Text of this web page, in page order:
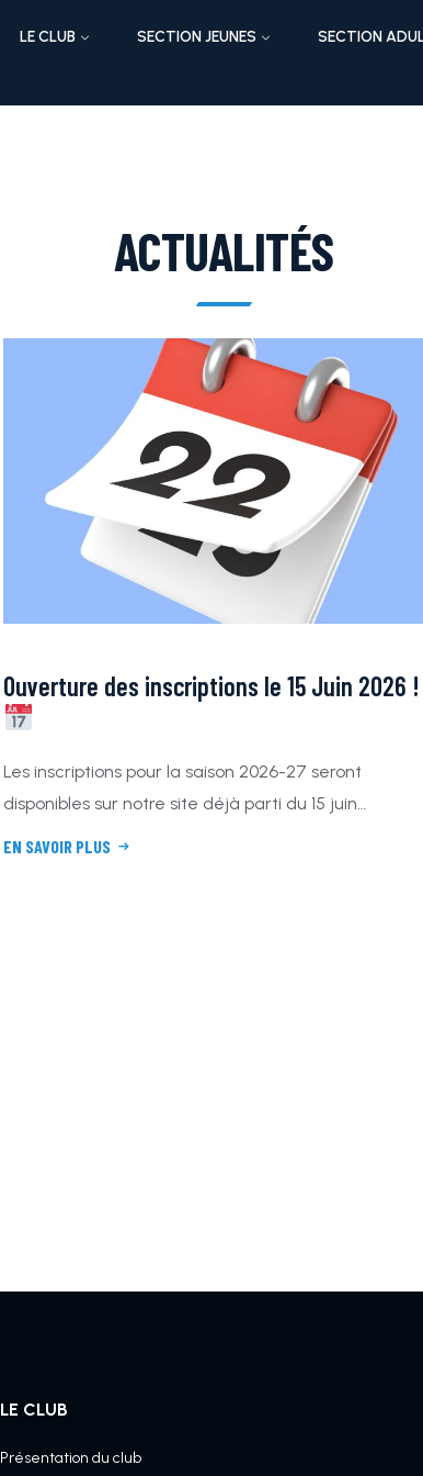
LE CLUB SECTION JEUNES
SECTION
ACTUALITÉS
Ouverture des inscriptions le 15 Juin 2026 !
Les inscriptions pour la saison 2026-27 seront
disponibles sur notre site déjà parti du 15 juin…
EN SAVOIR PLUS
LE CLUB
Présentation du club